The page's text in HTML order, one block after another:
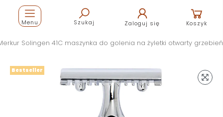
Szukaj Zaloguj się Koszyk
Menu
Solingen 41C maszynka do golenia na żyletki otwarty grzebień
Bestseller